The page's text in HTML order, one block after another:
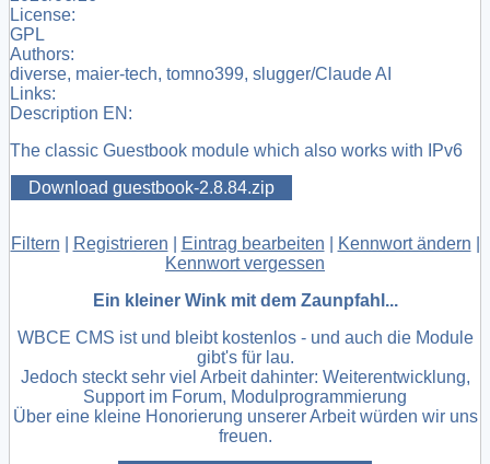
License:
GPL
Authors:
diverse, maier-tech, tomno399, slugger/Claude AI
Links:
Description EN:
The classic Guestbook module which also works with IPv6
Download guestbook-2.8.84.zip
Filtern Registrieren Eintrag bearbeiten Kennwort ändern
Kennwort vergessen
Ein kleiner Wink mit dem Zaunpfahl...
WBCE CMS ist und bleibt kostenlos - und auch die Module
gibt's für lau.
Jedoch steckt sehr viel Arbeit dahinter: Weiterentwicklung,
Support im Forum, Modulprogrammierung
Über eine kleine Honorierung unserer Arbeit würden wir uns
freuen.